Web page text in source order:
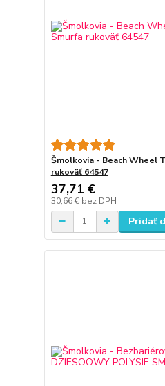
Šmolkovia - Beach Wheel
rukoväť 64547
37,71 €
30,66 € bez DPH
Pridať